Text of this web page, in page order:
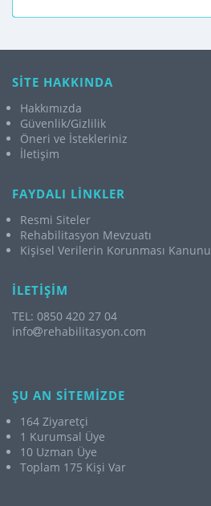
SİTE HAKKINDA
Hakkımızda
Güvenlik/Gizlilik
Öneri ve İstekleriniz
İletişim
FAYDALI LİNKLER
Resmi Siteler
Rehabilitasyon Mevzuatı
Kişisel Verilerin Korunması Kanunu
İLETİŞİM
TEL: 0850 420 27 04
info
rehabilitasyon.com
ŞU AN SİTEMİZDE
164 Ziyaretçi
1 Kurumsal Üye
10 Uzman Üye
Toplam 175 Kişi Var